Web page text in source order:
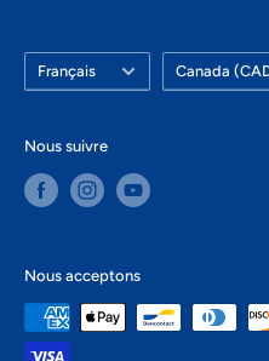
Langue
Français Pays/région
Canada
Nous suivre
Nous acceptons